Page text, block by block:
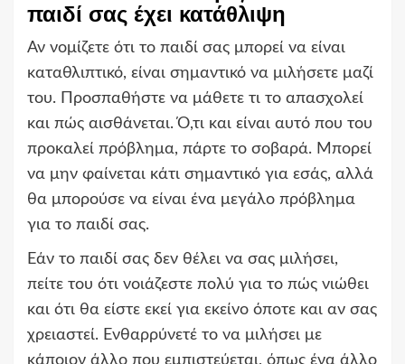
παιδί σας έχει κατάθλιψη
Αν νομίζετε ότι το παιδί σας μπορεί να είναι
καταθλιπτικό, είναι σημαντικό να μιλήσετε μαζί
του. Προσπαθήστε να μάθετε τι το απασχολεί
και πώς αισθάνεται. Ό,τι και είναι αυτό που του
προκαλεί πρόβλημα, πάρτε το σοβαρά. Μπορεί
να μην φαίνεται κάτι σημαντικό για εσάς, αλλά
θα μπορούσε να είναι ένα μεγάλο πρόβλημα
για το παιδί σας.
Εάν το παιδί σας δεν θέλει να σας μιλήσει,
πείτε του ότι νοιάζεστε πολύ για το πώς νιώθει
και ότι θα είστε εκεί για εκείνο όποτε και αν σας
χρειαστεί. Ενθαρρύνετέ το να μιλήσει με
κάποιον άλλο που εμπιστεύεται, όπως ένα άλλο